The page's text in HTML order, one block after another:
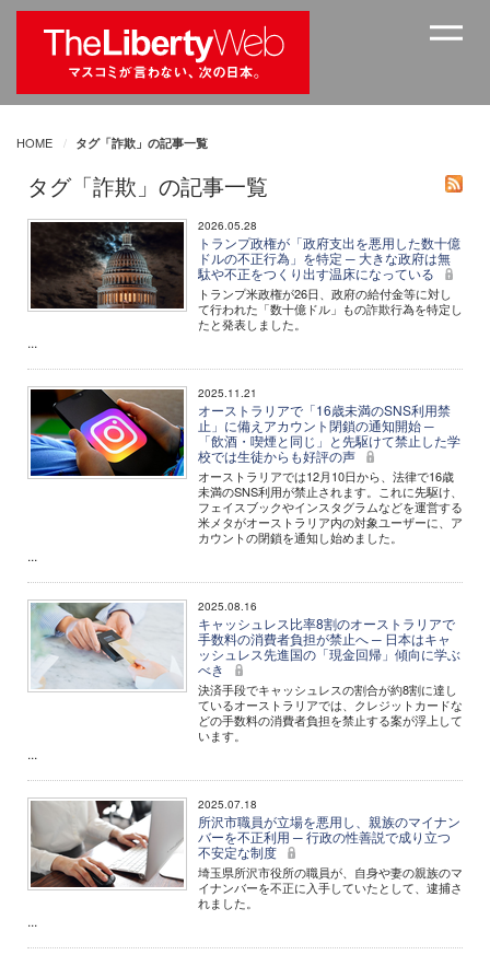
HOME タグ「詐欺」の記事一覧
タグ「詐欺」の記事一覧
2026.05.28
トランプ政権が「政府支出を悪用した数十億
ドルの不正行為」を特定 ─ 大きな政府は無
駄や不正をつくり出す温床になっている
トランプ米政権が26日、政府の給付金等に対し
て行われた「数十億ドル」もの詐欺行為を特定し
たと発表しました。
...
2025.11.21
オーストラリアで「16歳未満のSNS利用禁
止」に備えアカウント閉鎖の通知開始 ─
「飲酒・喫煙と同じ」と先駆けて禁止した学
校では生徒からも好評の声
オーストラリアでは12月10日から、法律で16歳
未満のSNS利用が禁止されます。これに先駆け、
フェイスブックやインスタグラムなどを運営する
米メタがオーストラリア内の対象ユーザーに、ア
カウントの閉鎖を通知し始めました。
...
2025.08.16
キャッシュレス比率8割のオーストラリアで
手数料の消費者負担が禁止へ ─ 日本はキャ
ッシュレス先進国の「現金回帰」傾向に学ぶ
べき
決済手段でキャッシュレスの割合が約8割に達し
ているオーストラリアでは、クレジットカードな
どの手数料の消費者負担を禁止する案が浮上して
います。
...
2025.07.18
所沢市職員が立場を悪用し、親族のマイナン
バーを不正利用 ─ 行政の性善説で成り立つ
不安定な制度
埼玉県所沢市役所の職員が、自身や妻の親族のマ
イナンバーを不正に入手していたとして、逮捕さ
れました。
...